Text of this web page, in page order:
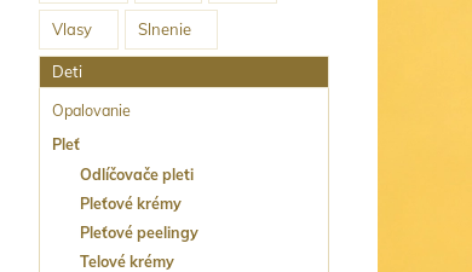
Vlasy Slnenie
Deti
Opalovanie
Pleť
Odlíčovače pleti
Pleťové krémy
Pleťové peelingy
Telové krémy